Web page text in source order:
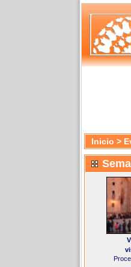
Inicio >